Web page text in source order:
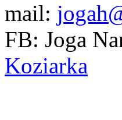
mail:
FB: Joga
Koziarka